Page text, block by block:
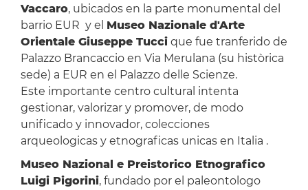
Vaccaro, ubicados en la parte monumental del
barrio EUR y el Museo Nazionale d'Arte
Orientale Giuseppe Tuccique fue tranferido de
Palazzo Brancaccio en Via Merulana (su històrica
sede) a EUR en el Palazzo delle Scienze.
Este importante centro cultural intenta
gestionar, valorizar y promover, de modo
unificado y innovador, colecciones
arqueologicas y etnograficas unicas en Italia .
Museo Nazional e Preistorico Etnografico
Luigi Pigorini, fundado por el paleontologo